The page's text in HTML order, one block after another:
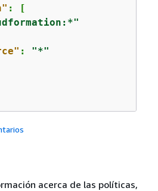
: [
: "*"
acerca de las políticas,